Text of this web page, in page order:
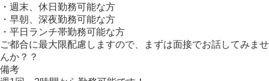
・週末、休日勤務可能な方
・早朝、深夜勤務可能な方
・平日ランチ帯勤務可能な方
ご都合に最大限配慮しますので、まずは面接でお話してみませ
んか？？
備考